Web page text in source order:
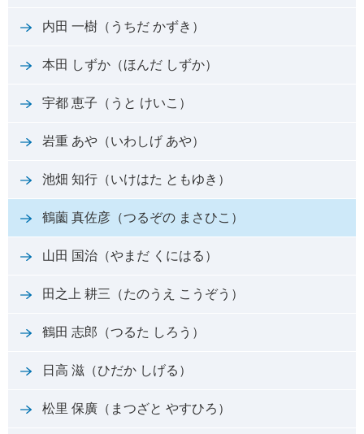
内田 一樹（うちだ かずき）
本田 しずか（ほんだ しずか）
宇都 恵子（うと けいこ）
岩重 あや（いわしげ あや）
池畑 知行（いけはた ともゆき）
鶴薗 真佐彦（つるぞの まさひこ）
山田 国治（やまだ くにはる）
田之上 耕三（たのうえ こうぞう）
鶴田 志郎（つるた しろう）
日高 滋（ひだか しげる）
松里 保廣（まつざと やすひろ）